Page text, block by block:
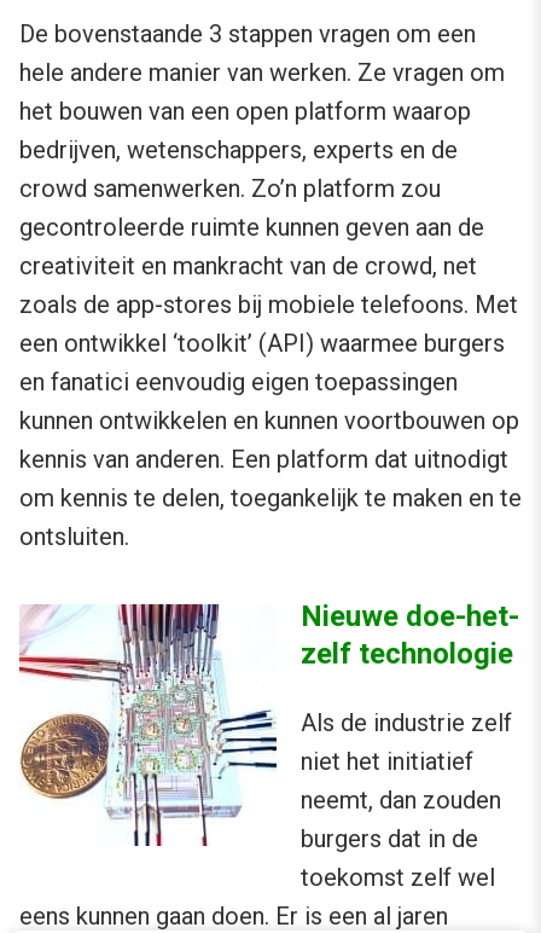
De bovenstaande 3 stappen vragen om een
hele andere manier van werken. Ze vragen om
het bouwen van een open platform waarop
bedrijven, wetenschappers, experts en de
crowd samenwerken. Zo’n platform zou
gecontroleerde ruimte kunnen geven aan de
creativiteit en mankracht van de crowd, net
zoals de app-stores bij mobiele telefoons. Met
een ontwikkel ‘toolkit’ (API) waarmee burgers
en fanatici eenvoudig eigen toepassingen
kunnen ontwikkelen en kunnen voortbouwen op
kennis van anderen. Een platform dat uitnodigt
om kennis te delen, toegankelijk te maken en te
ontsluiten.
Nieuwe doe-het-
zelf technologie
Als de industrie zelf
niet het initiatief
neemt, dan zouden
burgers dat in de
toekomst zelf wel
eens kunnen gaan doen. Er is een al jaren